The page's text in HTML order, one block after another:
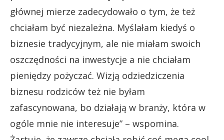
głównej mierze zadecydowało o tym, że też
chciałam być niezależna. Myślałam kiedyś o
biznesie tradycyjnym, ale nie miałam swoich
oszczędności na inwestycje a nie chciałam
pieniędzy pożyczać. Wizją odziedziczenia
biznesu rodziców też nie byłam
zafascynowana, bo działają w branży, która w
ogóle mnie nie interesuje” – wspomina.